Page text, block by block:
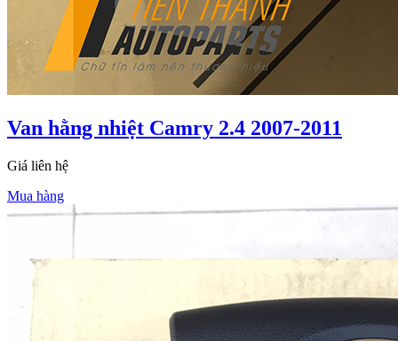
Van hằng nhiệt Camry 2.4 2007-2011
Giá liên hệ
Mua hàng